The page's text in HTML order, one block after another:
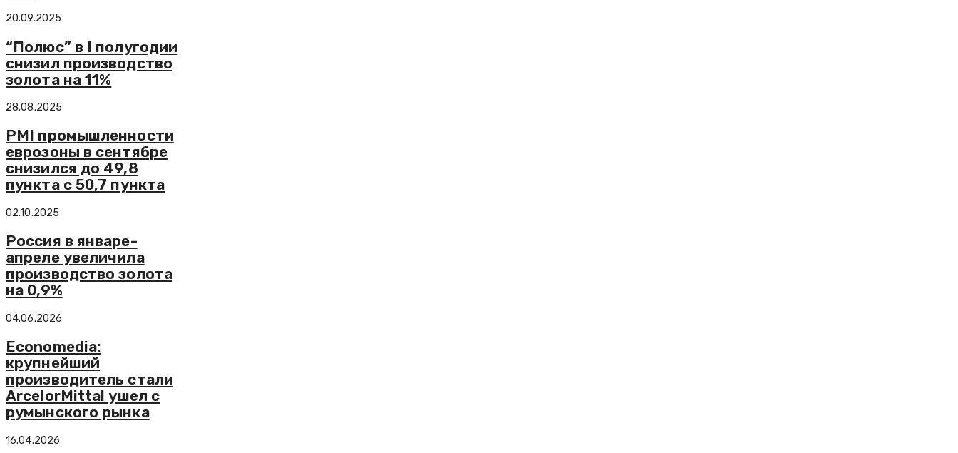
20.09.2025
“Полюс” в I полугодии
снизил производство
золота на 11%
28.08.2025
PMI промышленности
еврозоны в сентябре
снизился до 49,8
пункта с 50,7 пункта
02.10.2025
Россия в январе-
апреле увеличила
производство золота
на 0,9%
04.06.2026
Economedia:
крупнейший
производитель стали
ArcelorMittal ушел с
румынского рынка
16.04.2026